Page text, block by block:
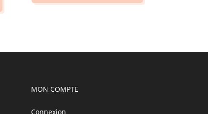
MON COMPTE
Connexion